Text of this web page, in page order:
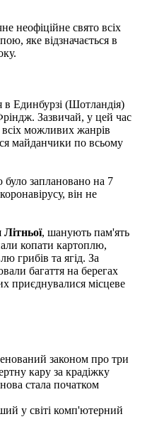
неофіційне свято всіх
яке відзначається в
Единбурзі (Шотландія)
Зазвичай, у цей час
всіх можливих жанрів
майданчики по всьому
було заплановано на 7
він не
, шанують пам'ять
копати картоплю,
грибів та ягід. За
багаття на берегах
приєднувалися місцеве
законом про три
кару за крадіжку
стала початком
у світі комп'ютерний